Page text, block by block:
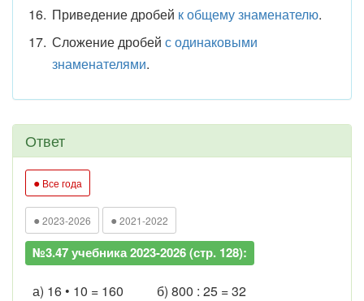
Приведение дробей к общему знаменателю.
Сложение дробей с одинаковыми
знаменателями.
Ответ
● Все года
● 2023-2026 ● 2021-2022
№3.47 учебника 2023-2026 (стр. 128):
а) 16 • 10 = 160
б) 800 : 25 = 32